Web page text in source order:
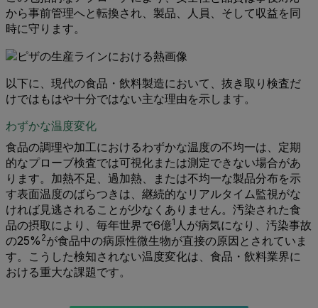
から事前管理へと転換され、製品、人員、そして収益を同
時に守ります。
以下に、現代の食品・飲料製造において、抜き取り検査だ
けではもはや十分ではない主な理由を示します。
わずかな温度変化
食品の調理や加工におけるわずかな温度の不均一は、定期
的なプローブ検査では可視化または測定できない場合があ
ります。加熱不足、過加熱、または不均一な製品分布を示
す表面温度のばらつきは、継続的なリアルタイム監視がな
ければ見逃されることが少なくありません。汚染された食
品の摂取により、毎年世界で6億1 人が病気になり、汚染事故
の25% 2が食品中の病原性微生物が直接の原因とされていま
す。こうした検知されない温度変化は、食品・飲料業界に
おける重大な課題です。